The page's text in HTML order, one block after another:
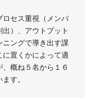
ロセス重視（メンバ
）、アウトプット
ングで導き出す課
に置くかによって適
概ね５名から１６
す。